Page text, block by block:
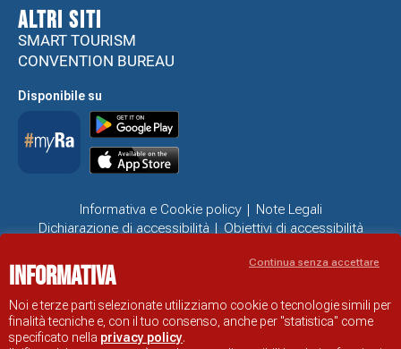
ALTRI SITI
SMART TOURISM
CONVENTION BUREAU
Disponibile su
Informativa e Cookie policy
Note Legali
Dichiarazione di accessibilità
Obiettivi di accessibilità
SITO UFFICIALE DI INFORMAZIONE TURISTICA DI RAVENNA
Informativa
Noi e terze parti selezionate utilizziamo cookie o tecnologie simili per
finalità tecniche e, con il tuo consenso, anche per "statistica" come
specificato nella privacy policy.
Continua senza accettare